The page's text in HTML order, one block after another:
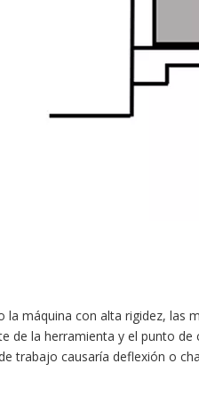
la máquina con alta rigidez, las
de la herramienta y el punto
trabajo causaría deflexión o